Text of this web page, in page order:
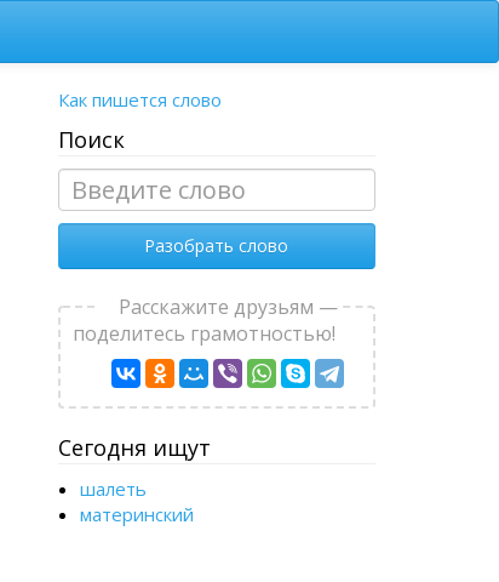
Как пишется слово
Поиск
Разобрать слово
Расскажите друзьям —
поделитесь грамотностью!
Сегодня ищут
шалеть
материнский